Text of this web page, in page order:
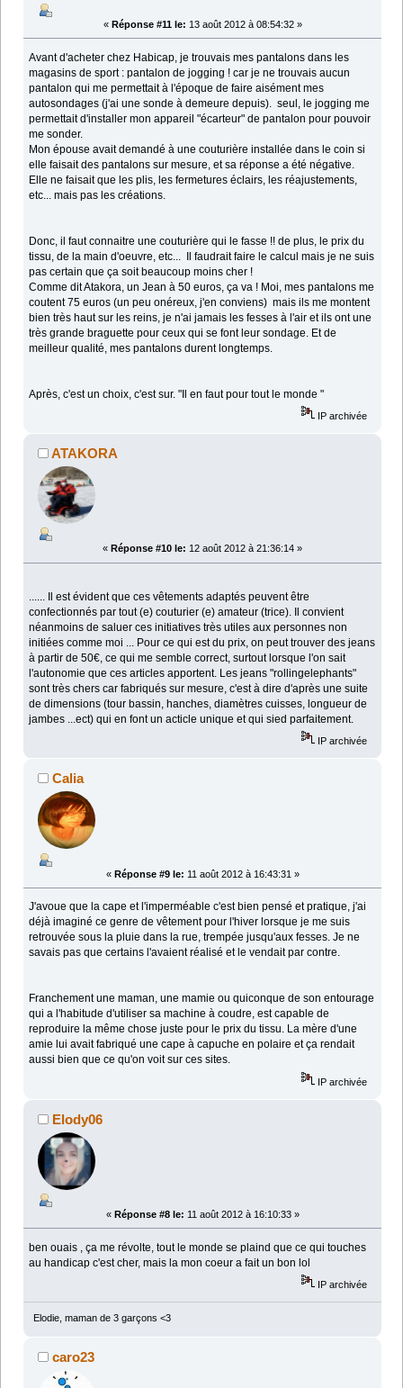
« Réponse #11 le: 13 août 2012 à 08:54:32 »
Avant d'acheter chez Habicap, je trouvais mes pantalons dans les
magasins de sport : pantalon de jogging ! car je ne trouvais aucun
pantalon qui me permettait à l'époque de faire aisément mes
autosondages (j'ai une sonde à demeure depuis). seul, le jogging me
permettait d'installer mon appareil "écarteur" de pantalon pour pouvoir
me sonder.
Mon épouse avait demandé à une couturière installée dans le coin si
elle faisait des pantalons sur mesure, et sa réponse a été négative.
Elle ne faisait que les plis, les fermetures éclairs, les réajustements,
etc... mais pas les créations.
Donc, il faut connaitre une couturière qui le fasse !! de plus, le prix du
tissu, de la main d'oeuvre, etc... Il faudrait faire le calcul mais je ne suis
pas certain que ça soit beaucoup moins cher !
Comme dit Atakora, un Jean à 50 euros, ça va ! Moi, mes pantalons me
coutent 75 euros (un peu onéreux, j'en conviens) mais ils me montent
bien très haut sur les reins, je n'ai jamais les fesses à l'air et ils ont une
très grande braguette pour ceux qui se font leur sondage. Et de
meilleur qualité, mes pantalons durent longtemps.
Après, c'est un choix, c'est sur. "Il en faut pour tout le monde "
IP archivée
ATAKORA
« Réponse #10 le: 12 août 2012 à 21:36:14 »
...... Il est évident que ces vêtements adaptés peuvent être
confectionnés par tout (e) couturier (e) amateur (trice). Il convient
néanmoins de saluer ces initiatives très utiles aux personnes non
initiées comme moi ... Pour ce qui est du prix, on peut trouver des jeans
à partir de 50€, ce qui me semble correct, surtout lorsque l'on sait
l'autonomie que ces articles apportent. Les jeans "rollingelephants"
sont très chers car fabriqués sur mesure, c'est à dire d'après une suite
de dimensions (tour bassin, hanches, diamètres cuisses, longueur de
jambes ...ect) qui en font un acticle unique et qui sied parfaitement.
IP archivée
Calia
« Réponse #9 le: 11 août 2012 à 16:43:31 »
J'avoue que la cape et l'imperméable c'est bien pensé et pratique, j'ai
déjà imaginé ce genre de vêtement pour l'hiver lorsque je me suis
retrouvée sous la pluie dans la rue, trempée jusqu'aux fesses. Je ne
savais pas que certains l'avaient réalisé et le vendait par contre.
Franchement une maman, une mamie ou quiconque de son entourage
qui a l'habitude d'utiliser sa machine à coudre, est capable de
reproduire la même chose juste pour le prix du tissu. La mère d'une
amie lui avait fabriqué une cape à capuche en polaire et ça rendait
aussi bien que ce qu'on voit sur ces sites.
IP archivée
Elody06
« Réponse #8 le: 11 août 2012 à 16:10:33 »
ben ouais , ça me révolte, tout le monde se plaind que ce qui touches
au handicap c'est cher, mais la mon coeur a fait un bon lol
IP archivée
Elodie, maman de 3 garçons <3
caro23